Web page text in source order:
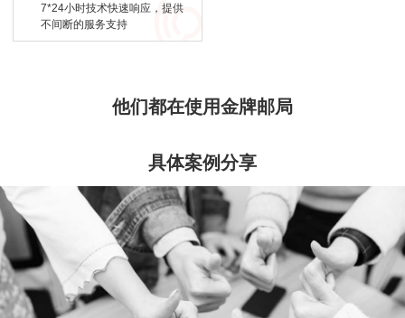
7*24小时技术快速响应，提供
不间断的服务支持
他们都在使用金牌邮局
具体案例分享